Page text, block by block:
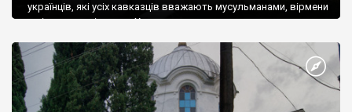
українців, які усіх кавказців вважають мусульманами, вірмени
є відданими вірянами Христа